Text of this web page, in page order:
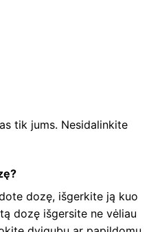
tik jums. Nesidalinkite
dozę, išgerkite ją kuo
dozę išgersite ne vėliau